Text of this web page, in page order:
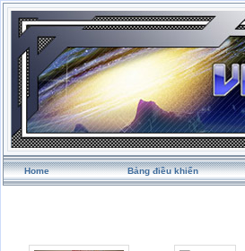
Home Bảng điều khiển